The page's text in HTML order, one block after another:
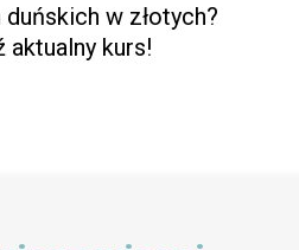
w złotych?
aktualny kurs!